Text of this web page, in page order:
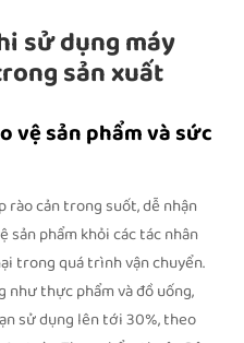
sử dụng máy
sản xuất
vệ sản phẩm và sức
cản trong suốt, dễ nhận
sản phẩm khỏi các tác nhân
trong quá trình vận chuyển.
thực phẩm và đồ uống,
sử dụng lên tới 30%, theo